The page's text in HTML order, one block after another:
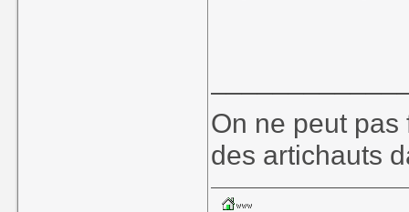
On ne peut
des artichauts